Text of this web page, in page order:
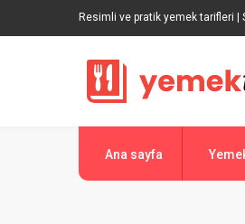
Resimli ve pratik yemek tarifleri
Ana sayfa